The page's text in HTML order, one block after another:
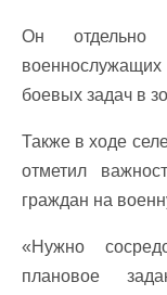
Он отдельно
боевых задач в
Также в ходе
отметил
граждан на
«Нужно
плановое